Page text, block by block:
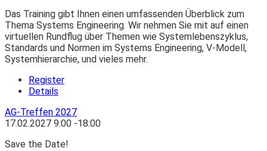
Das Training gibt Ihnen einen umfassenden Überblick zum
Thema Systems Engineering. Wir nehmen Sie mit auf einen
virtuellen Rundflug über Themen wie Systemlebenszyklus,
Standards und Normen im Systems Engineering, V-Modell,
Systemhierarchie, und vieles mehr.
Register
Details
AG-Treffen 2027
17.02.2027 9:00 -18:00
Save the Date!